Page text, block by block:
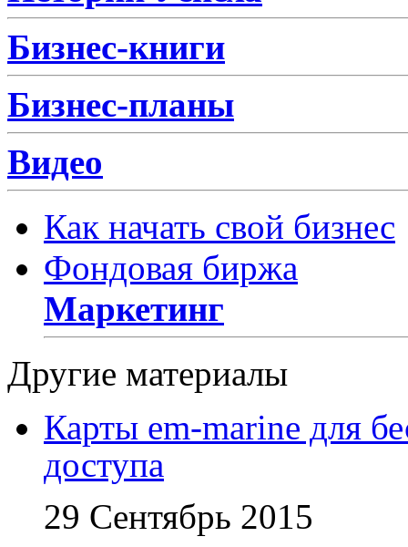
Бизнес-книги
Бизнес-планы
Видео
Как начать свой бизнес
Фондовая биржа
Маркетинг
Другие материалы
Карты em-marine для
доступа
29 Сентябрь 2015